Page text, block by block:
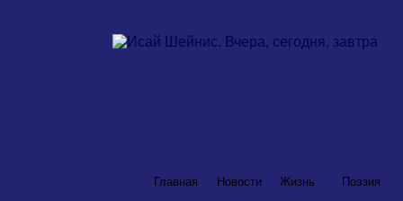
Главная Новости Жизнь Поэзия